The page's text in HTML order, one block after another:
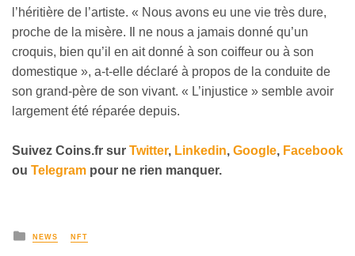
l’héritière de l’artiste. « Nous avons eu une vie très dure,
proche de la misère. Il ne nous a jamais donné qu’un
croquis, bien qu’il en ait donné à son coiffeur ou à son
domestique », a-t-elle déclaré à propos de la conduite de
son grand-père de son vivant. « L’injustice » semble avoir
largement été réparée depuis.
Suivez Coins.fr sur Twitter, Linkedin, Google, Facebook
ou Telegram pour ne rien manquer.
NEWS NFT